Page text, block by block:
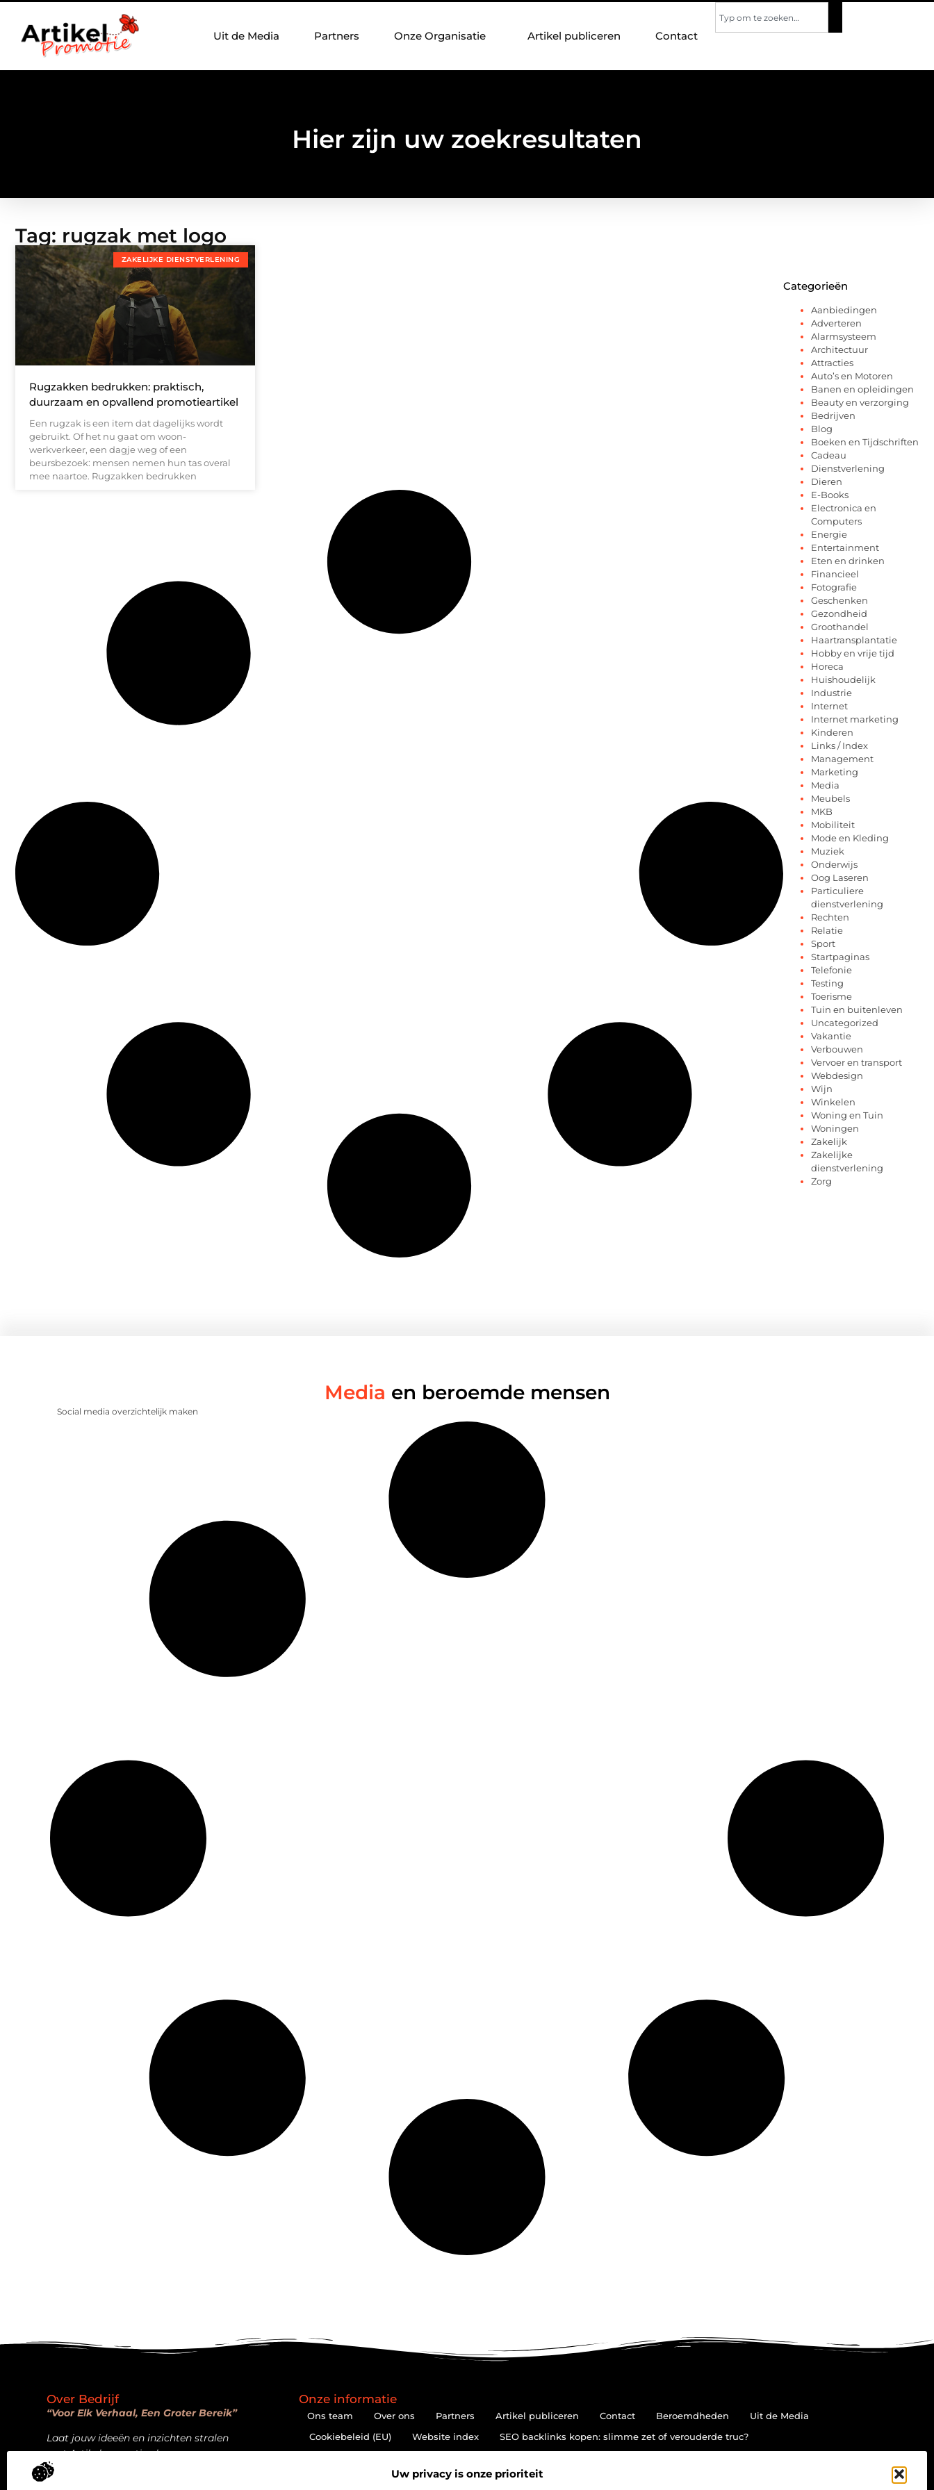
Uw privacy is onze prioriteit
Uit de Media Partners Onze Organisatie Artikel publiceren Contact
Hier zijn uw zoekresultaten
Tag: rugzak met logo
ZAKELIJKE DIENSTVERLENING
Rugzakken bedrukken: praktisch,
duurzaam en opvallend promotieartikel
Een rugzak is een item dat dagelijks wordt
gebruikt. Of het nu gaat om woon-
werkverkeer, een dagje weg of een
beursbezoek: mensen nemen hun tas overal
mee naartoe. Rugzakken bedrukken
Categorieën
Aanbiedingen
Adverteren
Alarmsysteem
Architectuur
Attracties
Auto’s en Motoren
Banen en opleidingen
Beauty en verzorging
Bedrijven
Blog
Boeken en Tijdschriften
Cadeau
Dienstverlening
Dieren
E-Books
Electronica en
Computers
Energie
Entertainment
Eten en drinken
Financieel
Fotografie
Geschenken
Gezondheid
Groothandel
Haartransplantatie
Hobby en vrije tijd
Horeca
Huishoudelijk
Industrie
Internet
Internet marketing
Kinderen
Links / Index
Management
Marketing
Media
Meubels
MKB
Mobiliteit
Mode en Kleding
Muziek
Onderwijs
Oog Laseren
Particuliere
dienstverlening
Rechten
Relatie
Sport
Startpaginas
Telefonie
Testing
Toerisme
Tuin en buitenleven
Uncategorized
Vakantie
Verbouwen
Vervoer en transport
Webdesign
Wijn
Winkelen
Woning en Tuin
Woningen
Zakelijk
Zakelijke
dienstverlening
Zorg
Media en beroemde mensen
Social media overzichtelijk maken
Over Bedrijf
“Voor Elk Verhaal, Een Groter Bereik”
Laat jouw ideeën en inzichten stralen
met Artikelpromotie.nl.
Onze informatie
Ons team Over ons Partners Artikel publiceren Contact Beroemdheden
Uit de Media
Cookiebeleid (EU)
Website index
SEO backlinks kopen: slimme zet of verouderde truc?